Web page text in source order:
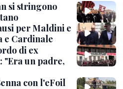
si stringono
per Maldini e
e Cardinale
di ex
"Era un padre,
con l'eFoil